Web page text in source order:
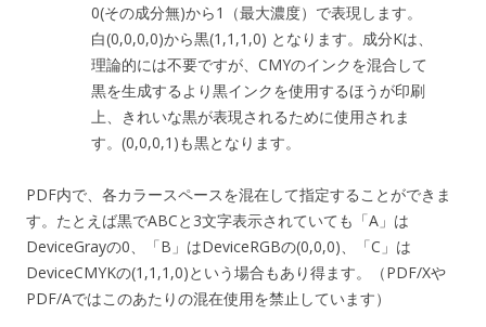
0(その成分無)から1（最大濃度）で表現します。
白(0,0,0,0)から黒(1,1,1,0) となります。成分Kは、
理論的には不要ですが、CMYのインクを混合して
黒を生成するより黒インクを使用するほうが印刷
上、きれいな黒が表現されるために使用されま
す。(0,0,0,1)も黒となります。
PDF内で、各カラースペースを混在して指定することができま
す。たとえば黒でABCと3文字表示されていても「A」は
DeviceGrayの0、「B」はDeviceRGBの(0,0,0)、「C」は
DeviceCMYKの(1,1,1,0)という場合もあり得ます。（PDF/Xや
PDF/Aではこのあたりの混在使用を禁止しています）